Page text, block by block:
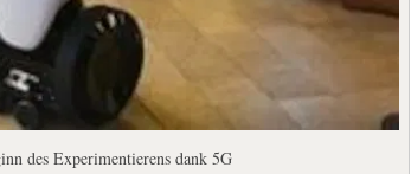
des Experimentierens dank 5G